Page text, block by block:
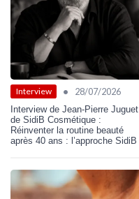
Interview • 28/07/2026
Interview de Jean-Pierre Juguet
de SidiB Cosmétique :
Réinventer la routine beauté
après 40 ans : l’approche SidiB